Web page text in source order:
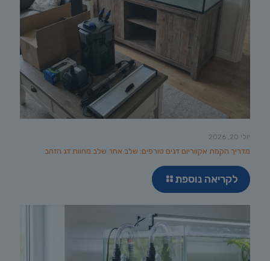
יולי 20, 2026
מדריך הקמת אקווריום דגים טורפים: שלב אחר שלב מחוות דג הזהב
לקריאה נוספת